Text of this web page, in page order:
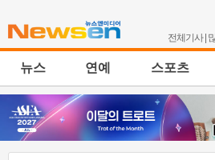
전체기사|
뉴스 연예 스포츠